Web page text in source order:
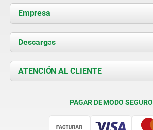
Empresa
Acerca de nosotros
Novedades
Contacto
Descargas
Documents
ATENCIÓN AL CLIENTE
PAGAR DE MODO SEGURO